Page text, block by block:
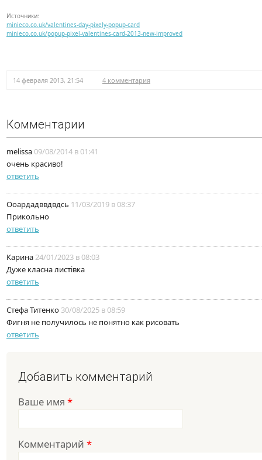
Источники:
minieco.co.uk/valentines-day-pixely-popup-card
minieco.co.uk/popup-pixel-valentines-card-2013-new-improved
14 февраля 2013, 21:54 4 комментария
Комментарии
melissa 09/08/2014 в 01:41
очень красиво!
ответить
Ооардадввдвдсь 11/03/2019 в 08:37
Прикольно
ответить
Карина24/01/2023 в 08:03
Дуже класна листівка
ответить
Стефа Титенко 30/08/2025 в 08:59
Фигня не получилось не понятно как рисовать
ответить
Добавить комментарий
Ваше имя *
Комментарий *